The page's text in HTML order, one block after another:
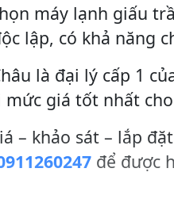
máy lạnh giấu
lập, có khả năng
là đại lý cấp 1
giá tốt nhất
– khảo sát – lắp
để được